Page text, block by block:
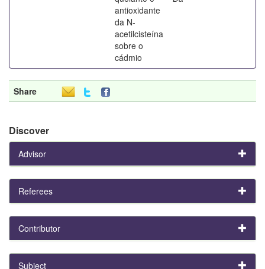
antioxidante
da N-
acetilcisteína
sobre o
cádmio
Share
Discover
Advisor
Referees
Contributor
Subject